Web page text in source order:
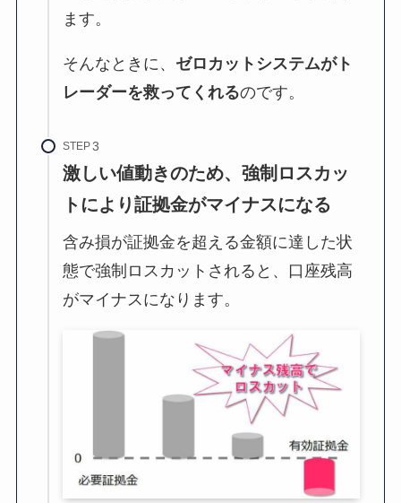
ます。
そんなときに、 ゼロカットシステムがト
レーダーを救ってくれるのです。
STEP
激しい値動きのため、強制ロスカッ
トにより証拠金がマイナスになる
含み損が証拠金を超える金額に達した状
態で強制ロスカットされると、口座残高
がマイナスになります。